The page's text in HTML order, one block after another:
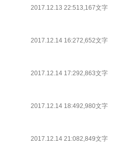
2017.12.13 22:513,167文字
2017.12.14 16:272,652文字
2017.12.14 17:292,863文字
2017.12.14 18:492,980文字
2017.12.14 21:082,849文字